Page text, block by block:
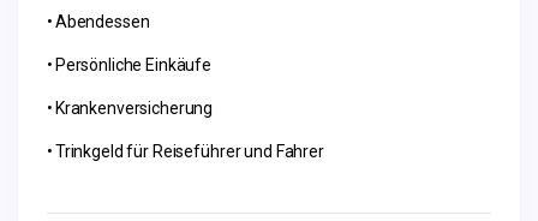
Abendessen
Persönliche Einkäufe
Krankenversicherung
Trinkgeld für Reiseführer und Fahrer